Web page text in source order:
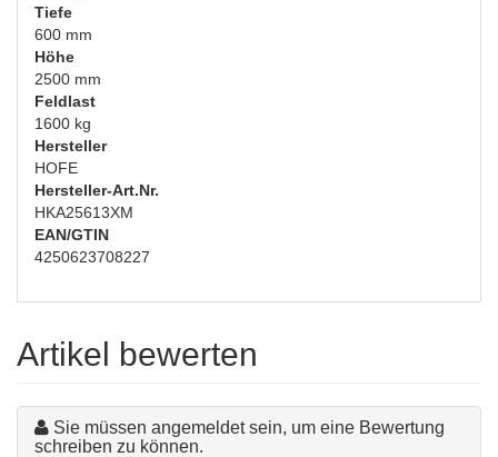
Tiefe
600 mm
Höhe
2500 mm
Feldlast
1600 kg
Hersteller
HOFE
Hersteller-Art.Nr.
HKA25613XM
EAN/GTIN
4250623708227
Artikel bewerten
Sie müssen angemeldet sein, um eine Bewertung
schreiben zu können.